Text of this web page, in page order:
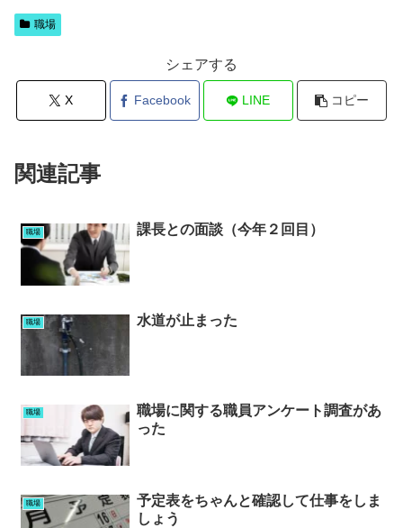
職場
シェアする
X Facebook LINE コピー
関連記事
職場 課長との面談（今年２回目）
職場 水道が止まった
職場
職場に関する職員アンケート調査があ
った
職場
予定表をちゃんと確認して仕事をしま
しょう